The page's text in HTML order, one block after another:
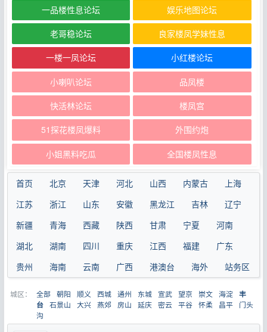
一品楼性息论坛 娱乐地图论坛
老哥稳论坛 良家楼凤学妹性息
一楼一凤论坛 小红楼论坛
小喇叭论坛 品凤楼
快活林论坛 楼凤宫
51探花楼凤爆料 外围约炮
小姐黑料吃瓜 全国楼凤性息
首页 北京 天津 河北 山西 内蒙古
上海
江苏
浙江 山东 安徽 黑龙江 吉林
辽宁
新疆
青海 西藏 陕西 甘肃 宁夏
河南
湖北
湖南 四川 重庆 江西 福建
广东
贵州
海南 云南 广西 港澳台 海外 站务区
城区： 全部 朝阳 顺义 西城 通州 东城 宣武 望京 崇文 海淀 丰
台 石景山 大兴 燕郊 房山 延庆 密云 平谷 怀柔 昌平
门头
沟